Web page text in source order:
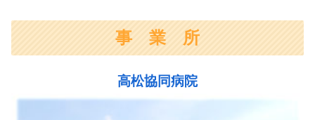
事 業 所
高松協同病院